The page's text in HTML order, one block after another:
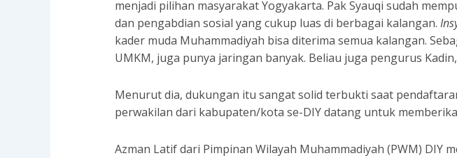
menjadi pilihan masyarakat Yogyakarta. Pak Syauqi sudah
dan pengabdian sosial yang cukup luas di berbagai kalangan.
kader muda Muhammadiyah bisa diterima semua kalangan.
UMKM, juga punya jaringan banyak. Beliau juga pengurus
Menurut dia, dukungan itu sangat solid terbukti saat
perwakilan dari kabupaten/kota se-DIY datang untuk
Azman Latif dari Pimpinan Wilayah Muhammadiyah (PWM) DIY